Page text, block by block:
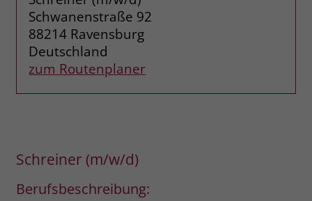
Schwanenstraße 92
88214 Ravensburg
Deutschland
zum Routenplaner
Schreiner (m/w/d)
Berufsbeschreibung:
Name PHPSESSID
Anbieter stiftung-liebenau.de
Laufzeit Session
Name cookie_optin
Zweck
Browsers und die Einstellungen
exklusiv für diese Website zu speichern.
Dadurch wird gewährleistet, dass
Aktionen, die bei späteren Besuchen
derselben Website durchgeführt